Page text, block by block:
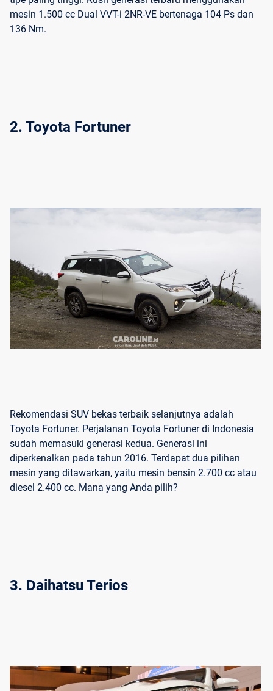
mesin 1.500 cc Dual VVT-i 2NR-VE bertenaga 104 Ps dan
136 Nm.
2. Toyota Fortuner
Rekomendasi SUV bekas terbaik selanjutnya adalah
Toyota Fortuner. Perjalanan Toyota Fortuner di Indonesia
sudah memasuki generasi kedua. Generasi ini
diperkenalkan pada tahun 2016. Terdapat dua pilihan
mesin yang ditawarkan, yaitu mesin bensin 2.700 cc atau
diesel 2.400 cc. Mana yang Anda pilih?
3. Daihatsu Terios